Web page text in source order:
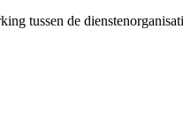
tussen de